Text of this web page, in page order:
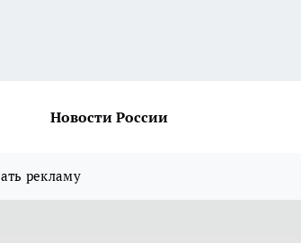
Новости России
рекламу